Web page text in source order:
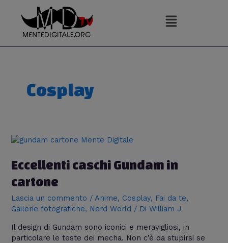
contenuto
Cosplay
Eccellenti caschi Gundam in
cartone
Lascia un commento /Anime, Cosplay, Fai da te,
Gallerie fotografiche, Nerd World / DiWilliam J
Il design di Gundam sono iconici e meravigliosi, in
particolare le teste dei mecha. Non c’è da stupirsi se
Eccellenti
Gundam
in
cartone